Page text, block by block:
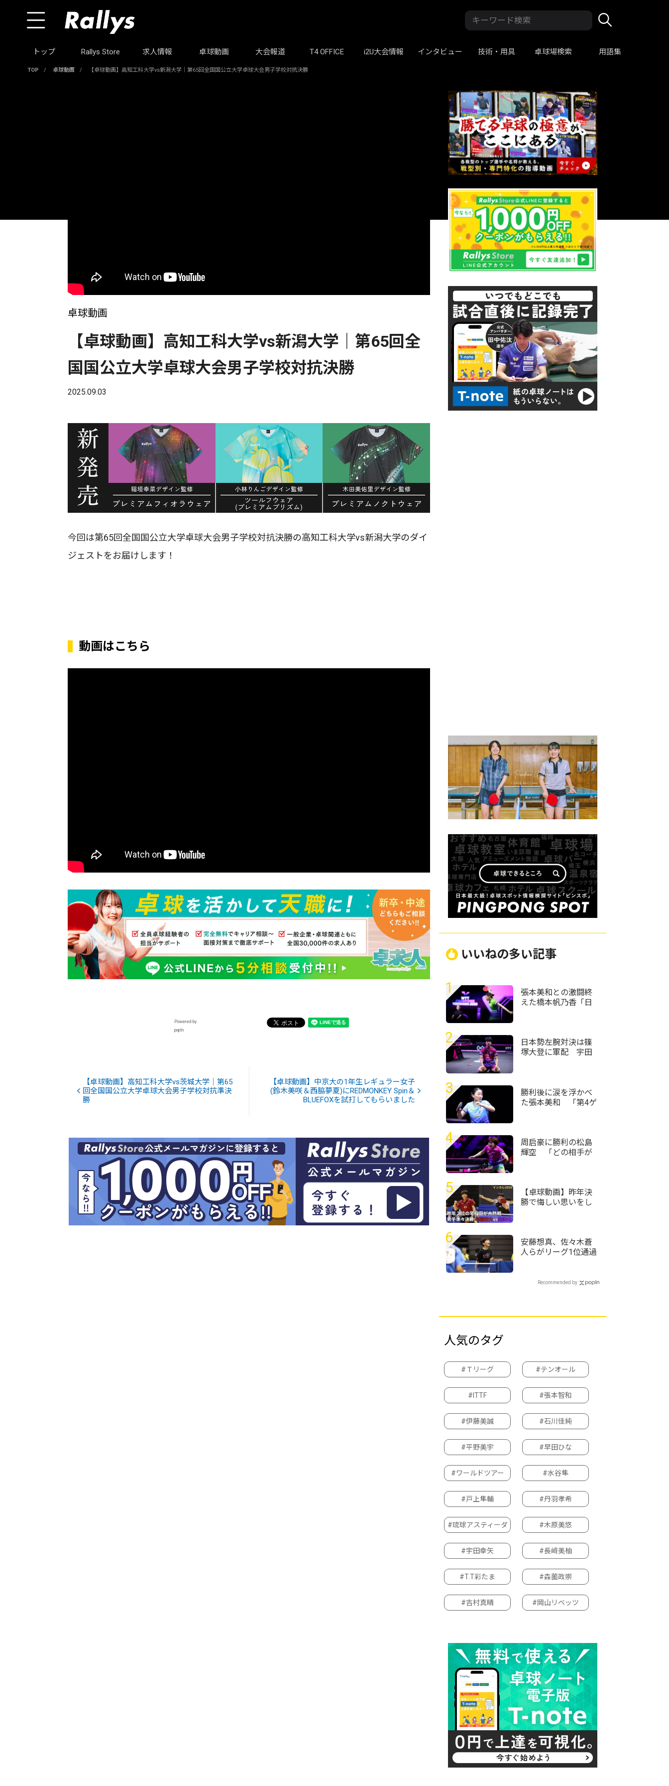
トップ Rallys Store 求人情報 卓球動画 大会報道 T4 OFFICE i2U大会情報 インタビュー 技術・用具 卓球場検索 用語集
TOP / 卓球動画 / 【卓球動画】高知工科大学vs新潟大学｜第65回全国国公立大学卓球大会男子学校対抗決勝
卓球動画
【卓球動画】高知工科大学vs新潟大学｜第65回全
国国公立大学卓球大会男子学校対抗決勝
2025.09.03
今回は第65回全国国公立大学卓球大会男子学校対抗決勝の高知工科大学vs新潟大学のダイ
ジェストをお届けします！
動画はこちら
Powered by
popIn
【卓球動画】高知工科大学vs茨城大学｜第65
回全国国公立大学卓球大会男子学校対抗準決
勝
【卓球動画】中京大の1年生レギュラー女子
(鈴木美咲＆西脇夢夏)にREDMONKEY Spin＆
BLUEFOXを試打してもらいました
いいねの多い記事
1
張本美和との激闘終
えた橋本帆乃香「日
ャンピオンズ横浜
2026＞
2
日本勢左腕対決は篠
塚大登に軍配 宇田
ンズ横浜2026＞
3
勝利後に涙を浮かべ
た張本美和 「第4ゲ
横浜2026＞
4
周启豪に勝利の松島
輝空 「どの相手が
ピオンズ横浜2026＞
5
【卓球動画】昨年決
勝で悔しい思いをし
勝 早稲田大vs駒澤
大
6
安藤想真、佐々木蒼
人らがリーグ1位通過
日本ホカバ2026・カ
Recommended by
人気のタグ
#Ｔリーグ #テンオール
#ITTF #張本智和
#伊藤美誠 #石川佳純
#平野美宇 #早田ひな
#ワールドツアー #水谷隼
#戸上隼輔 #丹羽孝希
#琉球アスティーダ #木原美悠
#宇田幸矢 #長﨑美柚
#T.T彩たま #森薗政崇
#吉村真晴 #岡山リベッツ